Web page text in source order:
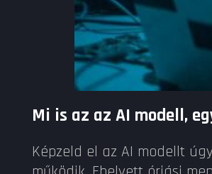
Mi is az az AI modell,
Képzeld el az AI modellt